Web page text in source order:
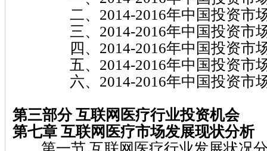
二、2014-2016年中国投资市场
三、2014-2016年中国投资市场
四、2014-2016年中国投资市场
五、2014-2016年中国投资市场
六、2014-2016年中国投资市场
第三部分 互联网医疗行业投资机会
第七章 互联网医疗市场发展现状分析